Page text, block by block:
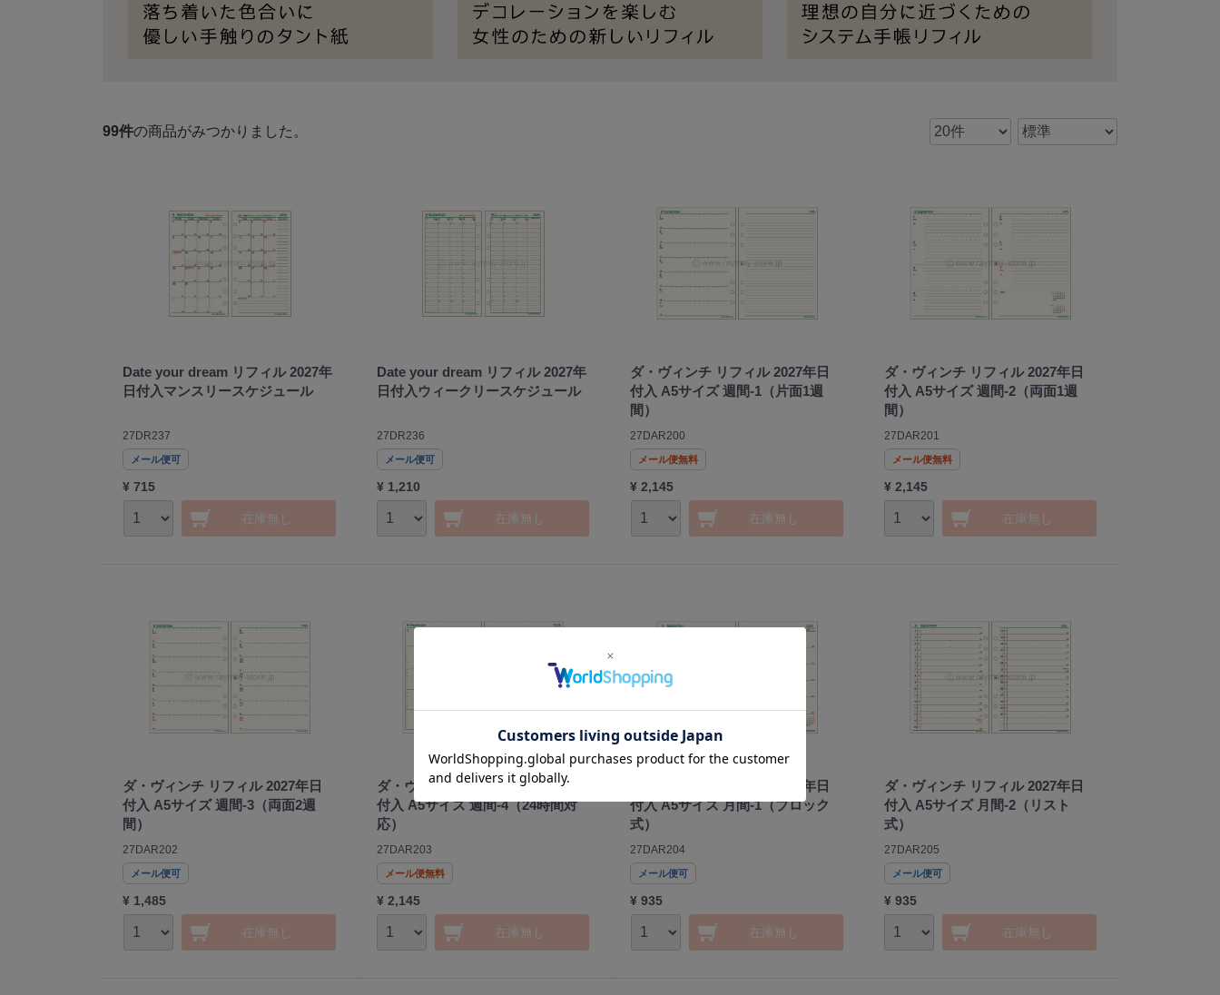
99件の商品がみつかりました。
Date your dream リフィル 2027年
日付入マンスリースケジュール
27DR237
メール便可
¥ 715
在庫無し
Date your dream リフィル 2027年
日付入ウィークリースケジュール
27DR236
メール便可
¥ 1,210
在庫無し
ダ・ヴィンチ リフィル 2027年日
付入 A5サイズ 週間-1（片面1週
間）
27DAR200
メール便無料
¥ 2,145
在庫無し
ダ・ヴィンチ リフィル 2027年日
付入 A5サイズ 週間-2（両面1週
間）
27DAR201
メール便無料
¥ 2,145
在庫無し
ダ・ヴィンチ リフィル 2027年日
付入 A5サイズ 週間-3（両面2週
間）
27DAR202
メール便可
¥ 1,485
在庫無し
ダ・ヴィンチ リフィル 2027年日
付入 A5サイズ 週間-4（24時間対
応）
27DAR203
メール便無料
¥ 2,145
在庫無し
ダ・ヴィンチ リフィル 2027年日
付入 A5サイズ 月間-1（ブロック
式）
27DAR204
メール便可
¥ 935
在庫無し
ダ・ヴィンチ リフィル 2027年日
付入 A5サイズ 月間-2（リスト
式）
27DAR205
メール便可
¥ 935
在庫無し